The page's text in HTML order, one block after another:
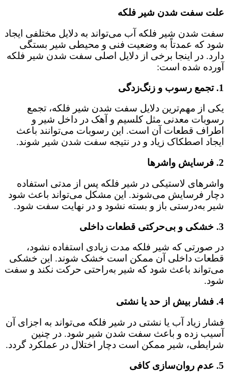
علت سفت شدن شیر فلکه
سفت شدن شیر فلکه آب می‌تواند به دلایل مختلفی ایجاد
شود که عمدتاً به وضعیت فنی و محیطی شیر بستگی
دارد. در اینجا برخی از دلایل اصلی سفت شدن شیر فلکه
آورده شده است:
1. تجمع رسوب و زنگ‌زدگی
یکی از مهم‌ترین دلایل سفت شدن شیر فلکه، تجمع
رسوبات معدنی مثل کلسیم و آهک در داخل شیر و
اطراف قطعات آن است. این رسوبات می‌توانند باعث
ایجاد اصطکاک زیاد و در نتیجه سفت شدن شیر شوند.
2. فرسایش واشرها
واشرهای لاستیکی در شیر فلکه پس از مدتی استفاده
دچار فرسایش می‌شوند. این مشکل می‌تواند باعث شود
شیر به‌درستی باز و بسته نشود و در نهایت سفت شود.
3. خشکی و بی‌حرکتی قطعات داخلی
در صورتی که شیر فلکه مدت زیادی استفاده نشود،
قطعات داخلی آن ممکن است خشک شوند. این خشکی
می‌تواند باعث شود که شیر به‌راحتی حرکت نکند و سفت
شود.
4. فشار بیش از حد یا نشتی
فشار زیاد آب یا نشتی در شیر فلکه می‌تواند به اجزای آن
آسیب زده و باعث سفت شدن شیر شود. در چنین
شرایطی، شیر ممکن است دچار اختلال در عملکرد گردد.
5. عدم روان‌سازی کافی